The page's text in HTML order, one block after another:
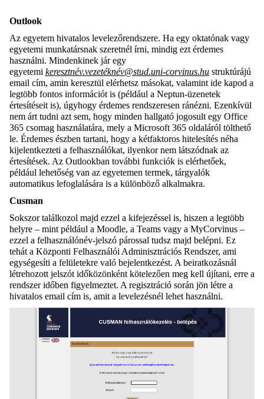
Outlook
Az egyetem hivatalos levelezőrendszere. Ha egy oktatónak vagy
egyetemi munkatársnak szeretnél írni, mindig ezt érdemes
használni. Mindenkinek jár egy
egyetemi keresztnév.vezetéknév@stud.uni-corvinus.hu struktúrájú
email cím, amin keresztül elérhetsz másokat, valamint ide kapod a
legtöbb fontos információt is (például a Neptun-üzenetek
értesítéseit is), úgyhogy érdemes rendszeresen ránézni. Ezenkívül
nem árt tudni azt sem, hogy minden hallgató jogosult egy Office
365 csomag használatára, mely a Microsoft 365 oldaláról tölthető
le. Érdemes észben tartani, hogy a kétfaktoros hitelesítés néha
kijelentkezteti a felhasználókat, ilyenkor nem látszódnak az
értesítések. Az Outlookban további funkciók is elérhetőek,
például lehetőség van az egyetemen termek, tárgyalók
automatikus lefoglalására is a különböző alkalmakra.
Cusman
Sokszor találkozol majd ezzel a kifejezéssel is, hiszen a legtöbb
helyre – mint például a Moodle, a Teams vagy a MyCorvinus –
ezzel a felhasználónév-jelszó párossal tudsz majd belépni. Ez
tehát a Központi Felhasználói Adminisztrációs Rendszer, ami
egységesíti a felületekre való bejelentkezést. A beiratkozásnál
létrehozott jelszót időközönként kötelezően meg kell újítani, erre a
rendszer időben figyelmeztet. A regisztráció során jön létre a
hivatalos email cím is, amit a levelezésnél lehet használni.